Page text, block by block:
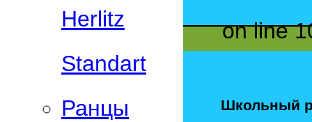
Herlitz
Standart
Ранцы
on line
Школьный